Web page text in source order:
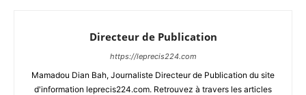
Directeur de Publication
https://leprecis224.com
Mamadou Dian Bah, Journaliste Directeur de Publication du site
d'information leprecis224.com. Retrouvez à travers les articles